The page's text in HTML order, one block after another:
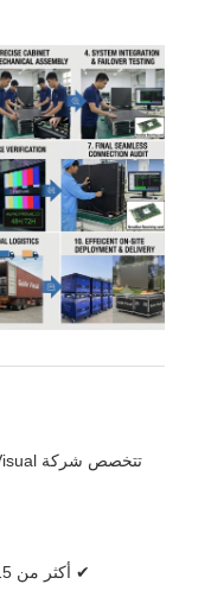
✔ أكثر من 15 عامًا من الخبرة في تصنيع مصابيح LED